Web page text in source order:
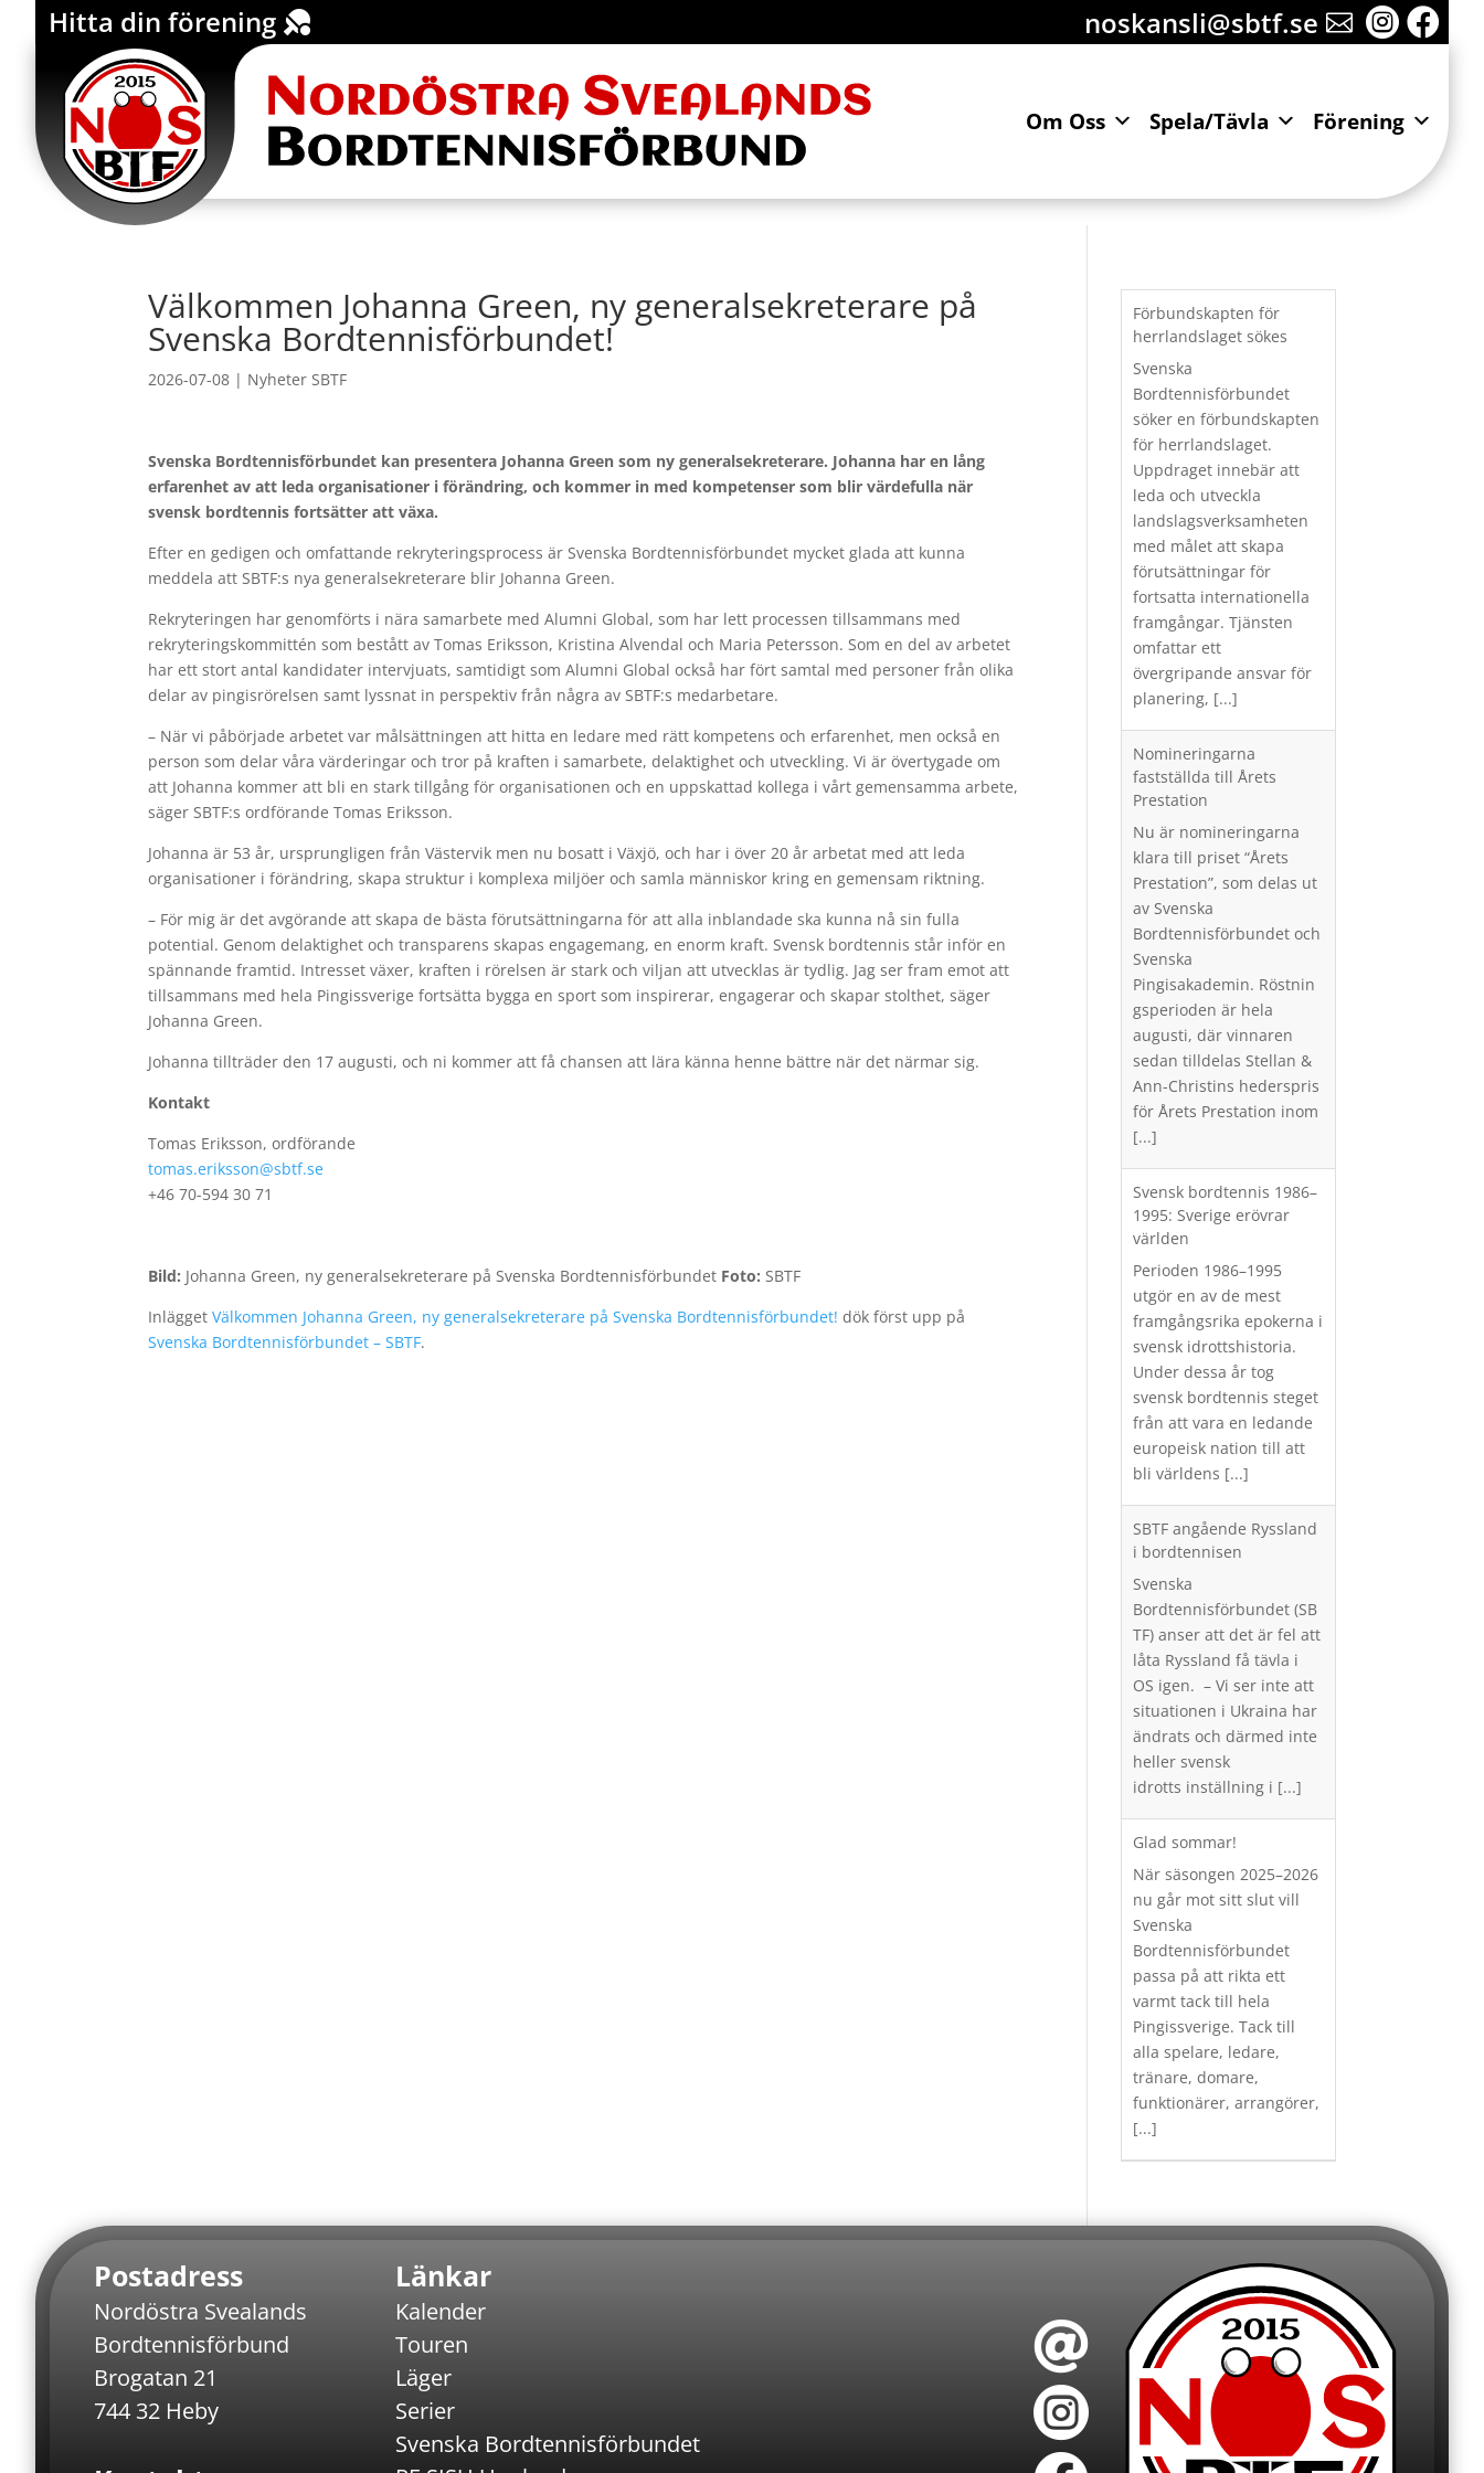
Hitta din förening noskansli@sbtf.se 

Om Oss Spela/Tävla Förening
Click Here
Välkommen Johanna Green, ny generalsekreterare på
Svenska Bordtennisförbundet!
2026-07-08 | Nyheter SBTF
Svenska Bordtennisförbundet kan presentera Johanna Green som ny generalsekreterare. Johanna har en lång
erfarenhet av att leda organisationer i förändring, och kommer in med kompetenser som blir värdefulla när
svensk bordtennis fortsätter att växa.
Efter en gedigen och omfattande rekryteringsprocess är Svenska Bordtennisförbundet mycket glada att kunna
meddela att SBTF:s nya generalsekreterare blir Johanna Green.
Rekryteringen har genomförts i nära samarbete med Alumni Global, som har lett processen tillsammans med
rekryteringskommittén som bestått av Tomas Eriksson, Kristina Alvendal och Maria Petersson. Som en del av arbetet
har ett stort antal kandidater intervjuats, samtidigt som Alumni Global också har fört samtal med personer från olika
delar av pingisrörelsen samt lyssnat in perspektiv från några av SBTF:s medarbetare.
– När vi påbörjade arbetet var målsättningen att hitta en ledare med rätt kompetens och erfarenhet, men också en
person som delar våra värderingar och tror på kraften i samarbete, delaktighet och utveckling. Vi är övertygade om
att Johanna kommer att bli en stark tillgång för organisationen och en uppskattad kollega i vårt gemensamma arbete,
säger SBTF:s ordförande Tomas Eriksson.
Johanna är 53 år, ursprungligen från Västervik men nu bosatt i Växjö, och har i över 20 år arbetat med att leda
organisationer i förändring, skapa struktur i komplexa miljöer och samla människor kring en gemensam riktning.
– För mig är det avgörande att skapa de bästa förutsättningarna för att alla inblandade ska kunna nå sin fulla
potential. Genom delaktighet och transparens skapas engagemang, en enorm kraft. Svensk bordtennis står inför en
spännande framtid. Intresset växer, kraften i rörelsen är stark och viljan att utvecklas är tydlig. Jag ser fram emot att
tillsammans med hela Pingissverige fortsätta bygga en sport som inspirerar, engagerar och skapar stolthet, säger
Johanna Green.
Johanna tillträder den 17 augusti, och ni kommer att få chansen att lära känna henne bättre när det närmar sig.
Kontakt
Tomas Eriksson, ordförande
tomas.eriksson@sbtf.se
+46 70-594 30 71
Bild: Johanna Green, ny generalsekreterare på Svenska Bordtennisförbundet Foto:SBTF
InläggetVälkommen Johanna Green, ny generalsekreterare på Svenska Bordtennisförbundet! dök först upp på
Svenska Bordtennisförbundet – SBTF.
Förbundskapten för
herrlandslaget sökes
Svenska
Bordtennisförbundet
söker en förbundskapten
för herrlandslaget.
Uppdraget innebär att
leda och utveckla
landslagsverksamheten
med målet att skapa
förutsättningar för
fortsatta internationella
framgångar. Tjänsten
omfattar ett
övergripande ansvar för
planering, [...]
Nomineringarna
fastställda till Årets
Prestation
Nu är nomineringarna
klara till priset “Årets
Prestation”, som delas ut
av Svenska
Bordtennisförbundet och
Svenska
Pingisakademin. Röstnin
gsperioden är hela
augusti, där vinnaren
sedan tilldelas Stellan &
Ann-Christins hederspris
för Årets Prestation inom
[...]
Svensk bordtennis 1986–
1995: Sverige erövrar
världen
Perioden 1986–1995
utgör en av de mest
framgångsrika epokerna i
svensk idrottshistoria.
Under dessa år tog
svensk bordtennis steget
från att vara en ledande
europeisk nation till att
bli världens [...]
SBTF angående Ryssland
i bordtennisen
Svenska
Bordtennisförbundet (SB
TF) anser att det är fel att
låta Ryssland få tävla i
OS igen. – Vi ser inte att
situationen i Ukraina har
ändrats och därmed inte
heller svensk
idrotts inställning i [...]
Glad sommar!
När säsongen 2025–2026
nu går mot sitt slut vill
Svenska
Bordtennisförbundet
passa på att rikta ett
varmt tack till hela
Pingissverige. Tack till
alla spelare, ledare,
tränare, domare,
funktionärer, arrangörer,
[...]
Postadress
Nordöstra Svealands
Bordtennisförbund
Brogatan 21
744 32 Heby
Länkar
Kalender
Touren
Läger
Serier
Svenska Bordtennisförbundet

